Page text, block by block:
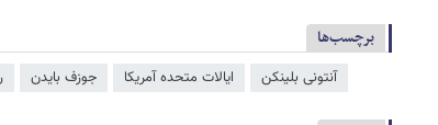
برچسب‌ها
آنتونی بلینکن ایالات متحده آمریکا جوزف بایدن